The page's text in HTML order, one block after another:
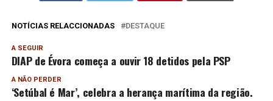
NOTÍCIAS RELACCIONADAS DESTAQUE
A SEGUIR
DIAP de Évora começa a ouvir 18 detidos pela PSP
A NÃO PERDER
‘Setúbal é Mar’, celebra a herança marítima da região.